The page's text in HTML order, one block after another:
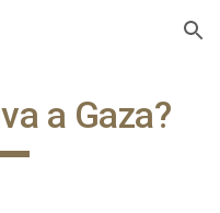
Skip to navigation
a Gaza?